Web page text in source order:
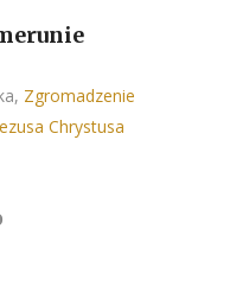
Zgromadzenie
Chrystusa